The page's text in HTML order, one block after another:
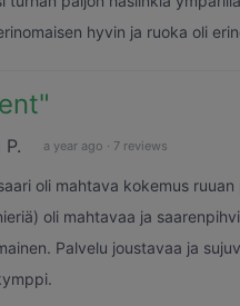
hyvin ja ruoka oli
"
P. a year ago · 7 reviews
oli mahtava kokemus ruuan
oli mahtavaa ja
Palvelu joustavaa ja